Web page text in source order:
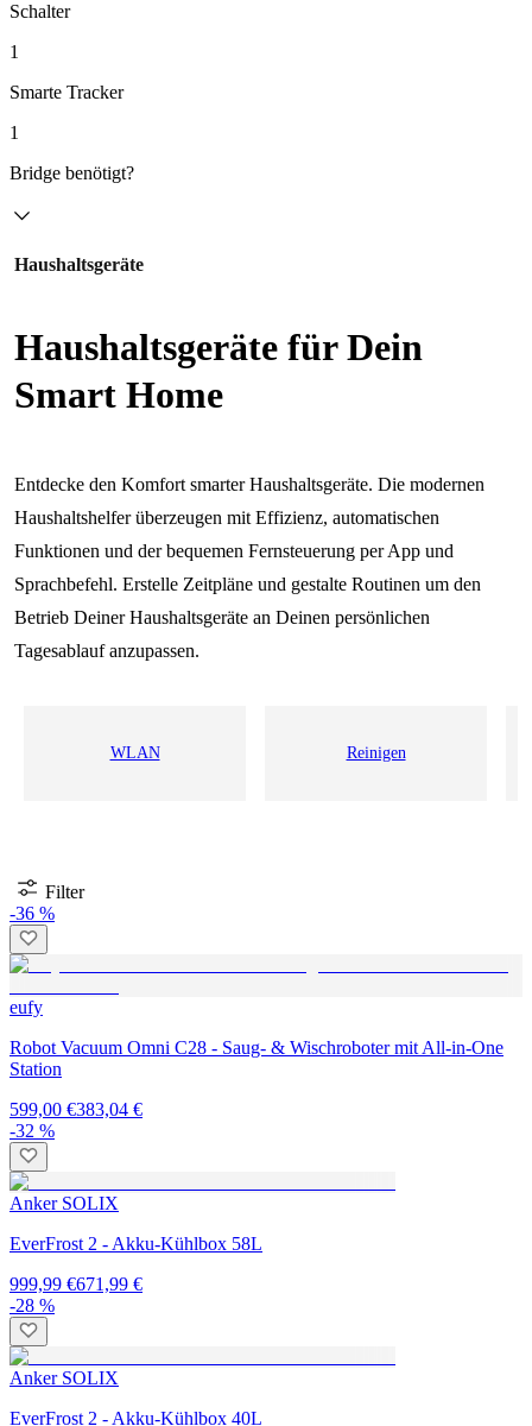
Schalter
1
Smarte Tracker
1
Bridge benötigt?
Haushaltsgeräte
Haushaltsgeräte für Dein
Smart Home
Entdecke den Komfort smarter Haushaltsgeräte. Die modernen
Haushaltshelfer überzeugen mit Effizienz, automatischen
Funktionen und der bequemen Fernsteuerung per App und
Sprachbefehl. Erstelle Zeitpläne und gestalte Routinen um den
Betrieb Deiner Haushaltsgeräte an Deinen persönlichen
Tagesablauf anzupassen.
WLAN Reinigen
Filter
-36 %
eufy
Robot Vacuum Omni C28 - Saug- & Wischroboter mit All-in-One
Station
599,00 €383,04 €
-32 %
Anker SOLIX
EverFrost 2 - Akku-Kühlbox 58L
999,99 €671,99 €
-28 %
Anker SOLIX
EverFrost 2 - Akku-Kühlbox 40L